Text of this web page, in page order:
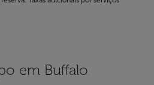
em Buffalo